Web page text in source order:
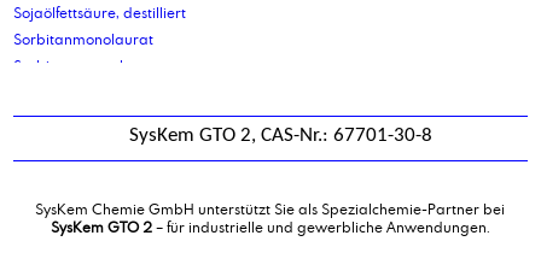
Sojaölfettsäure, destilliert
Sorbitanmonolaurat
Sorbitanmonooleat
Sorbitanmonostearat
Sorbitol 70%ige Lösung
Stearylalkohol
SysKem GTO 2, CAS-Nr.: 67701-30-8
SysKem Chemie GmbH unterstützt Sie als Spezialchemie-Partner bei
SysKem GTO 2– für industrielle und gewerbliche Anwendungen.